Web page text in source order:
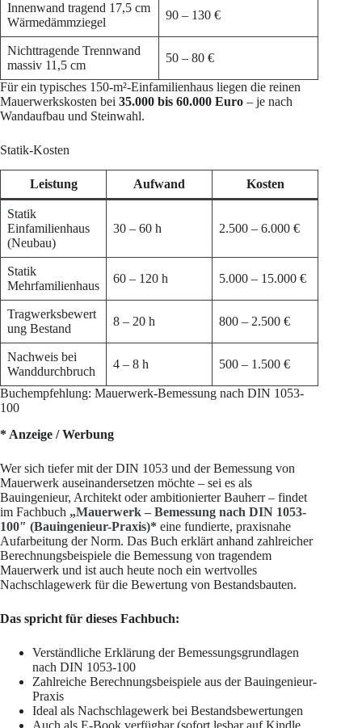
Innenwand tragend 17,5 cm
Wärmedämmziegel
90 – 130 €
Nichttragende Trennwand
massiv 11,5 cm
50 – 80 €
Für ein typisches 150-m²-Einfamilienhaus liegen die reinen
Mauerwerkskosten bei 35.000 bis 60.000 Euro – je nach
Wandaufbau und Steinwahl.
Statik-Kosten
Leistung Aufwand Kosten
Statik
Einfamilienhaus
(Neubau)
30 – 60 h 2.500 – 6.000 €
Statik
Mehrfamilienhaus
60 – 120 h 5.000 – 15.000 €
Tragwerksbewert
ung Bestand
8 – 20 h 800 – 2.500 €
Nachweis bei
Wanddurchbruch
4 – 8 h 500 – 1.500 €
Buchempfehlung: Mauerwerk-Bemessung nach DIN 1053-
100
* Anzeige / Werbung
Wer sich tiefer mit der DIN 1053 und der Bemessung von
Mauerwerk auseinandersetzen möchte – sei es als
Bauingenieur, Architekt oder ambitionierter Bauherr – findet
im Fachbuch „Mauerwerk – Bemessung nach DIN 1053-
100″ (Bauingenieur-Praxis)* eine fundierte, praxisnahe
Aufarbeitung der Norm. Das Buch erklärt anhand zahlreicher
Berechnungsbeispiele die Bemessung von tragendem
Mauerwerk und ist auch heute noch ein wertvolles
Nachschlagewerk für die Bewertung von Bestandsbauten.
Das spricht für dieses Fachbuch:
Verständliche Erklärung der Bemessungsgrundlagen
nach DIN 1053-100
Zahlreiche Berechnungsbeispiele aus der Bauingenieur-
Praxis
Ideal als Nachschlagewerk bei Bestandsbewertungen
Auch als E-Book verfügbar (sofort lesbar auf Kindle,